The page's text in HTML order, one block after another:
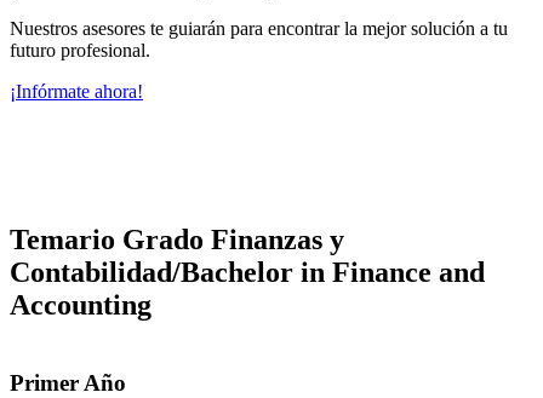
Nuestros asesores te guiarán para encontrar la mejor solución a tu
futuro profesional.
¡Infórmate ahora!
Temario Grado Finanzas y
Contabilidad/Bachelor in Finance and
Accounting
Primer Año